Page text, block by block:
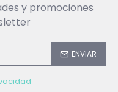
y promociones
ENVIAR